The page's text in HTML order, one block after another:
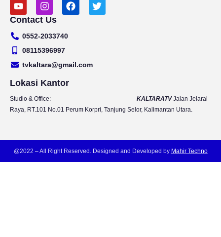
o
u
u
b
n
s
a
g
a
m
a
k
w
Contact Us
0552-2033740
08115396997
tvkaltara@gmail.com
Lokasi Kantor
Studio & Office: KALTARATVJalan Jelarai
Raya, RT.101 No.01 Perum Korpri, Tanjung Selor, Kalimantan Utara.
@2022 – All Right Reserved. Designed and Developed by Mahir Techno